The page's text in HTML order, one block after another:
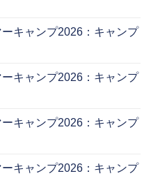
キャンプ2026：キャンプ
キャンプ2026：キャンプ
キャンプ2026：キャンプ
キャンプ2026：キャンプ